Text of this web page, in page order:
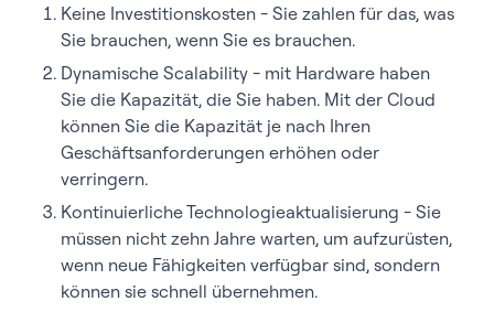
Keine Investitionskosten - Sie zahlen für das, was
Sie brauchen, wenn Sie es brauchen.
Dynamische Scalability - mit Hardware haben
Sie die Kapazität, die Sie haben. Mit der Cloud
können Sie die Kapazität je nach Ihren
Geschäftsanforderungen erhöhen oder
verringern.
Kontinuierliche Technologieaktualisierung - Sie
müssen nicht zehn Jahre warten, um aufzurüsten,
wenn neue Fähigkeiten verfügbar sind, sondern
können sie schnell übernehmen.